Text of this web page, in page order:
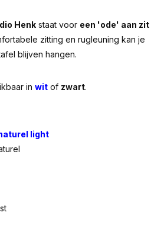
Henk staat voor een 'ode' aan zit
zitting en rugleuning kan je
blijven hangen.
in wit of zwart.
light